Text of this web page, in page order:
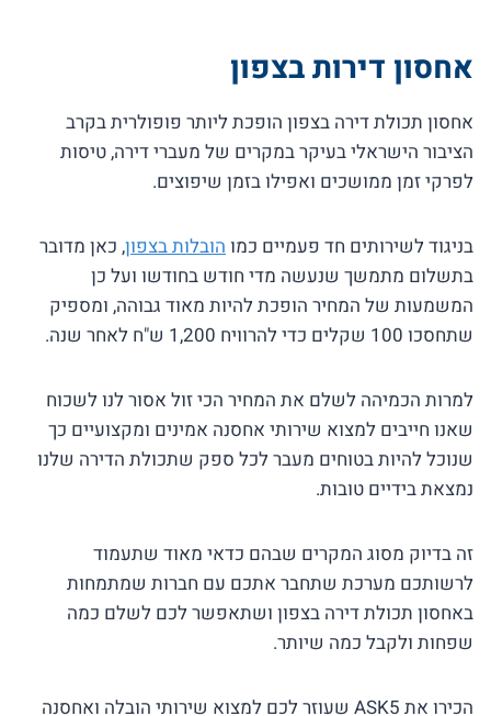
אחסון דירות בצפון
אחסון תכולת דירה בצפון הופכת ליותר פופולרית בקרב
הציבור הישראלי בעיקר במקרים של מעברי דירה, טיסות
לפרקי זמן ממושכים ואפילו בזמן שיפוצים.
בניגוד לשירותים חד פעמיים כמו הובלות בצפון, כאן מדובר
בתשלום מתמשך שנעשה מדי חודש בחודשו ועל כן
המשמעות של המחיר הופכת להיות מאוד גבוהה, ומספיק
שתחסכו 100 שקלים כדי להרוויח 1,200 ש"ח לאחר שנה.
למרות הכמיהה לשלם את המחיר הכי זול אסור לנו לשכוח
שאנו חייבים למצוא שירותי אחסנה אמינים ומקצועיים כך
שנוכל להיות בטוחים מעבר לכל ספק שתכולת הדירה שלנו
נמצאת בידיים טובות.
זה בדיוק מסוג המקרים שבהם כדאי מאוד שתעמוד
לרשותכם מערכת שתחבר אתכם עם חברות שמתמחות
באחסון תכולת דירה בצפון ושתאפשר לכם לשלם כמה
שפחות ולקבל כמה שיותר.
הכירו את ASK5 שעוזר לכם למצוא שירותי הובלה ואחסנה